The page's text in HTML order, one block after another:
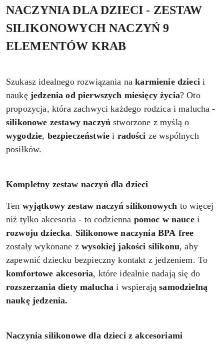
NACZYNIA DLA DZIECI - ZESTAW
SILIKONOWYCH NACZYŃ 9
ELEMENTÓW KRAB
Szukasz idealnego rozwiązania nakarmienie dziecii
naukę jedzenia od pierwszych miesięcy życia? Oto
propozycja, która zachwyci każdego rodzica i malucha -
silikonowe zestawy naczyń stworzone z myślą o
wygodzie, bezpieczeństwie i radości ze wspólnych
posiłków.
Kompletny zestaw naczyń dla dzieci
Ten wyjątkowy zestaw naczyń silikonowych to więcej
niż tylko akcesoria - to codzienna pomoc w nauce i
rozwoju dziecka. Silikonowe naczynia BPA free
zostały wykonane zwysokiej jakości silikonu, aby
zapewnić dziecku bezpieczny kontakt z jedzeniem. To
komfortowe akcesoria, które idealnie nadają się do
rozszerzania diety malucha i wspierająsamodzielną
naukę jedzenia.
Naczynia silikonowe dla dzieci z akcesoriami